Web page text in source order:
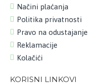
Načini plaćanja
Politika privatnosti
Pravo na odustajanje
Reklamacije
Kolačići
KORISNI LINKOVI